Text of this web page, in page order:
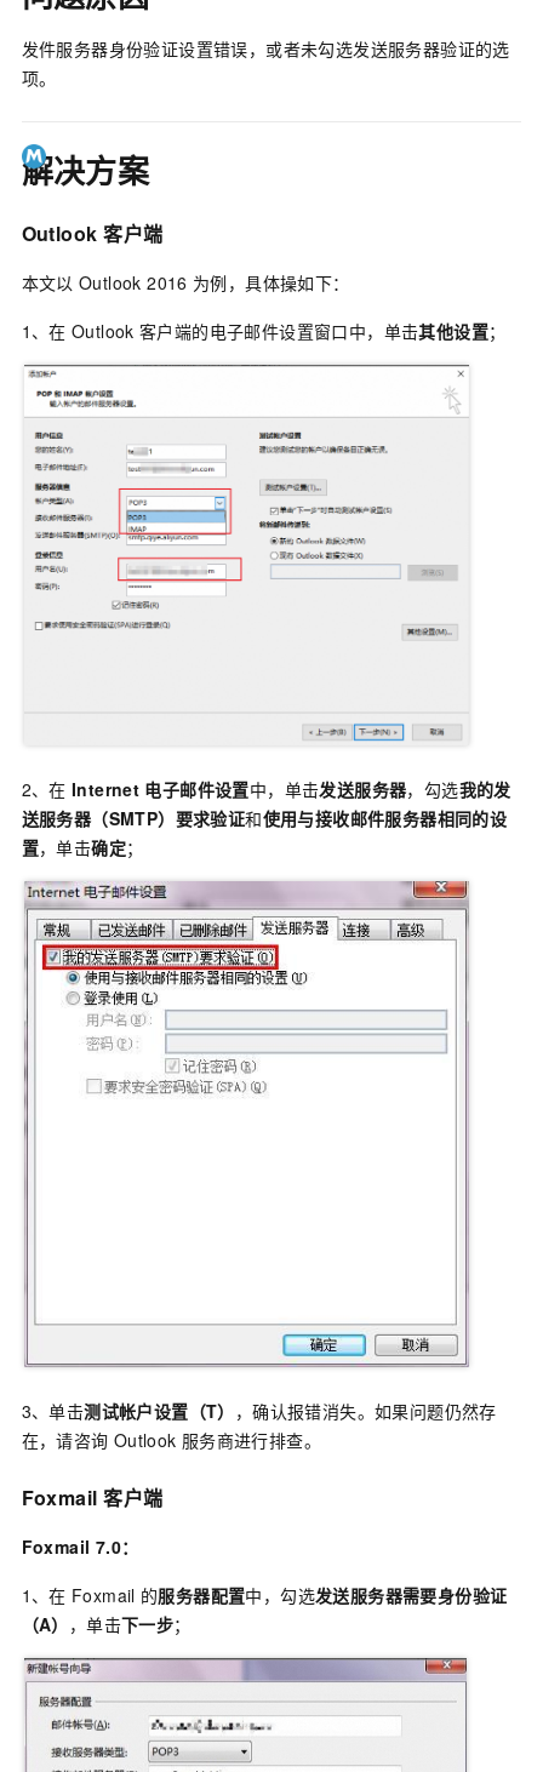
发件服务器身份验证设置错误，或者未勾选发送服务器验证的选
项。
解决方案
Outlook 客户端
本文以 Outlook 2016 为例，具体操如下：
1、在 Outlook 客户端的电子邮件设置窗口中，单击其他设置；
2、在 Internet 电子邮件设置中，单击发送服务器，勾选我的发
送服务器（SMTP）要求验证和使用与接收邮件服务器相同的设
置，单击确定；
3、单击测试帐户设置（T） ，确认报错消失。如果问题仍然存
在，请咨询 Outlook 服务商进行排查。
Foxmail 客户端
Foxmail 7.0：
1、在 Foxmail 的服务器配置中，勾选发送服务器需要身份验证
（A） ，单击下一步；